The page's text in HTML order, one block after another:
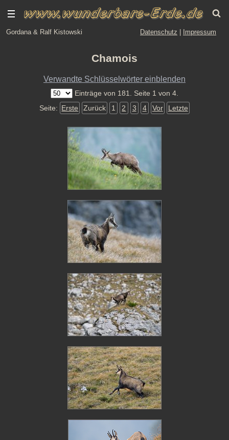
Gordana & Ralf Kistowski Datenschutz Impressum
Chamois
Verwandte Schlüsselwörter einblenden
Einträge von 181. Seite 1 von 4.
Seite: Erste Zurück 1 2 3 4 Vor Letzte